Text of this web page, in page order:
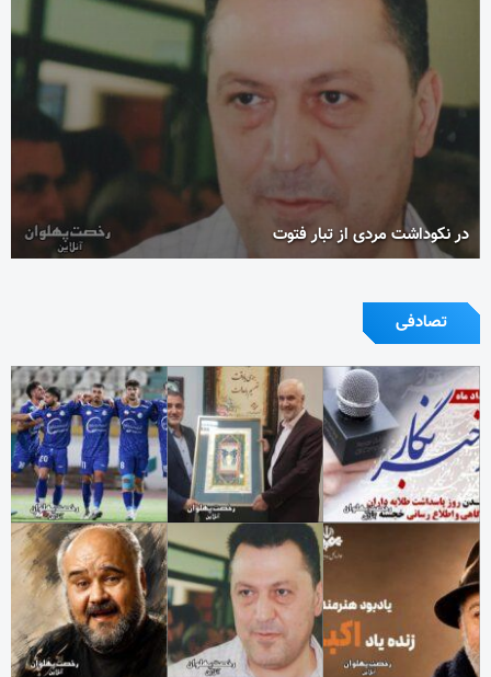
در نکوداشت مردی از تبار فتوت
تصادفی